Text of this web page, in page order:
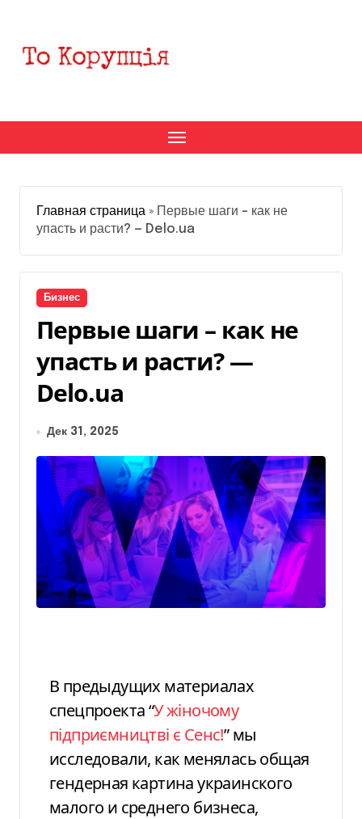
содержанию
Главная страница » Первые шаги – как не
упасть и расти? — Delo.ua
Бизнес
Первые шаги – как не
упасть и расти? —
Delo.ua
Дек 31, 2025
В предыдущих материалах
спецпроекта “У жіночому
підприємництві є Сенс!” мы
исследовали, как менялась общая
гендерная картина украинского
малого и среднего бизнеса,